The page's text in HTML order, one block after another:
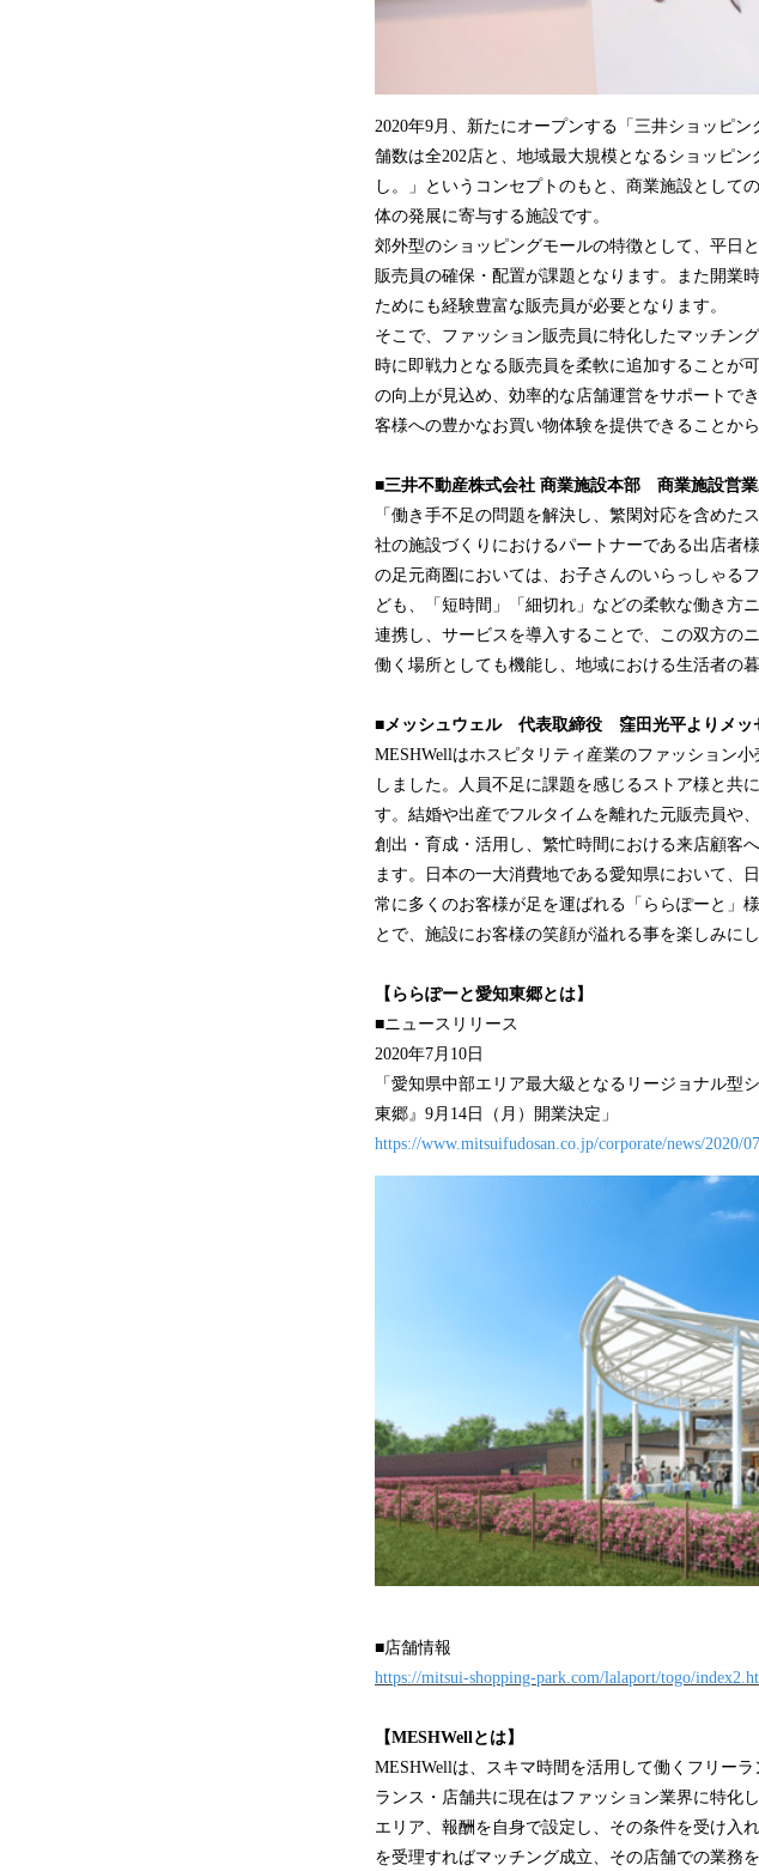
2020年9月、新たにオープンする「三井ショッピ
舗数は全202店と、地域最大規模となるショッピ
し。」というコンセプトのもと、商業施設として
体の発展に寄与する施設です。
郊外型のショッピングモールの特徴として、平日
販売員の確保・配置が課題となります。また開業
ためにも経験豊富な販売員が必要となります。
そこで、ファッション販売員に特化したマッチン
時に即戦力となる販売員を柔軟に追加することが
の向上が見込め、効率的な店舗運営をサポートで
客様への豊かなお買い物体験を提供できることか
■三井不動産株式会社 商業施設本部 商業施設営
「働き手不足の問題を解決し、繁閑対応を含めた
社の施設づくりにおけるパートナーである出店者
の足元商圏においては、お子さんのいらっしゃる
ども、「短時間」「細切れ」などの柔軟な働き方
連携し、サービスを導入することで、この双方の
働く場所としても機能し、地域における生活者の
■メッシュウェル 代表取締役 窪田光平よりメッ
MESHWellはホスピタリティ産業のファッション
しました。人員不足に課題を感じるストア様と共
す。結婚や出産でフルタイムを離れた元販売員や
創出・育成・活用し、繁忙時間における来店顧客
ます。日本の一大消費地である愛知県において、
常に多くのお客様が足を運ばれる「ららぽーと」
とで、施設にお客様の笑顔が溢れる事を楽しみにし
【ららぽーと愛知東郷とは】
■ニュースリリース
2020年7月10日
「愛知県中部エリア最大級となるリージョナル
東郷』9月14日（月）開業決定」
https://www.mitsuifudosan.co.jp/corporate/news/2020/
■店舗情報
https://mitsui-shopping-park.com/lalaport/togo/
【MESHWellとは】
MESHWellは、スキマ時間を活用して働くフリー
ランス・店舗共に現在はファッション業界に特化
エリア、報酬を自身で設定し、その条件を受け入
を受理すればマッチング成立、その店舗での業務